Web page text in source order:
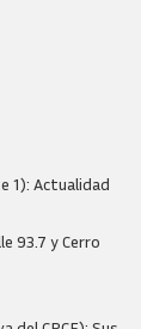
1): Actualidad
93.7 y Cerro